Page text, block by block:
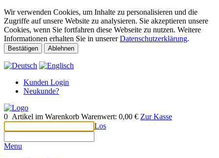
Wir verwenden Cookies, um Inhalte zu personalisieren und die
Zugriffe auf unsere Website zu analysieren. Sie akzeptieren unsere
Cookies, wenn Sie fortfahren diese Webseite zu nutzen. Weitere
Informationen erhalten Sie in unsererDatenschutzerklärung.
Bestätigen Ablehnen
Kunden Login
Neukunde?
0 Artikel im Warenkorb Warenwert: 0,00 € Zur Kasse
Los
Menu